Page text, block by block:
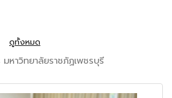
ดูทั้งหมด
มหาวิทยาลัยราชภัฏเพชรบุรี